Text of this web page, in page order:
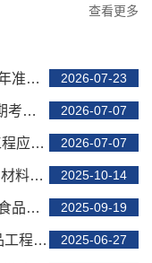
查看更多
包装工程学院关于公示2026年上半年准聘长聘制人员聘期考核结果的通知 2026-07-23
包装工程学院关于教学科研岗位聘期考核结果公示的通知 2026-07-07
包装工程学院2026级3D打印及其工程应用微专业拟录取名单公示 2026-07-07
关于包装工程学院2025 年职称评审材料公示的通知 2025-10-14
关于公布2025年中国大学生包装与食品工程创新创意大赛（中南赛区）区域赛评审结果的公示 2025-09-19
"冠豪高新杯"中国大学生包装与食品工程创新创意大赛中南赛区区域赛通知 2025-06-27